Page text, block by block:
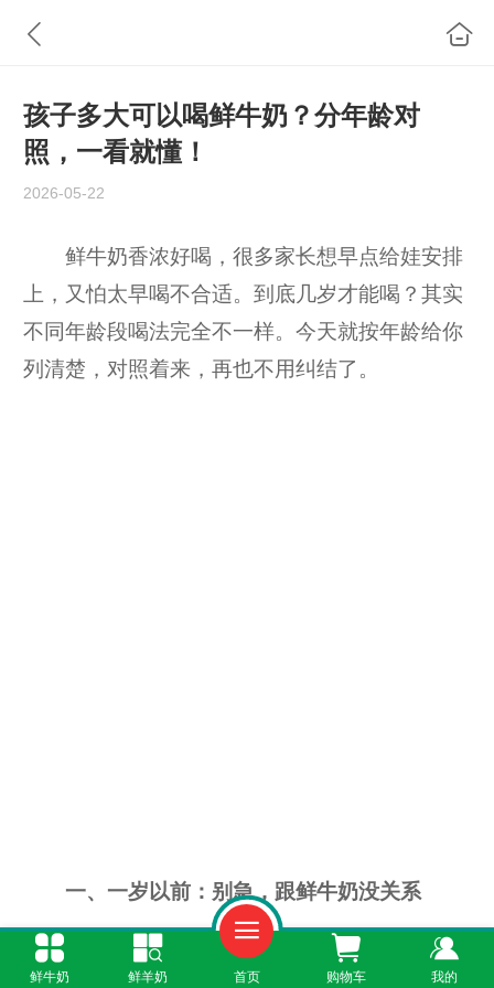
孩子多大可以喝鲜牛奶？分年龄对
照，一看就懂！
2026-05-22
鲜牛奶香浓好喝，很多家长想早点给娃安排
上，又怕太早喝不合适。到底几岁才能喝？其实
不同年龄段喝法完全不一样。今天就按年龄给你
列清楚，对照着来，再也不用纠结了。
一、一岁以前：别急，跟鲜牛奶没关系
一岁以内的宝宝，肠胃还很娇嫩，鲜牛奶真
鲜牛奶 鲜羊奶 首页 购物车 我的